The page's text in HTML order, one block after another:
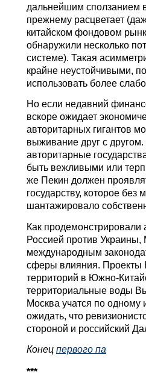
дальнейшим сползанием
прежнему расцветает
китайском фондовом
обнаружили несколько
системе). Такая
крайне неустойчивыми,
использовать более
Но если недавний
вскоре ожидает
авторитарных гигантов
выживание друг с
авторитарные
быть вежливыми или
же Пекин должен
государству, которое
шантажировало
Как
Россией против
международным
сферы влияния. Проекты
территорий в Южно-
территориальные воды
Москва учатся по одному
ожидать, что
стороной и российский
Конец первого па
***